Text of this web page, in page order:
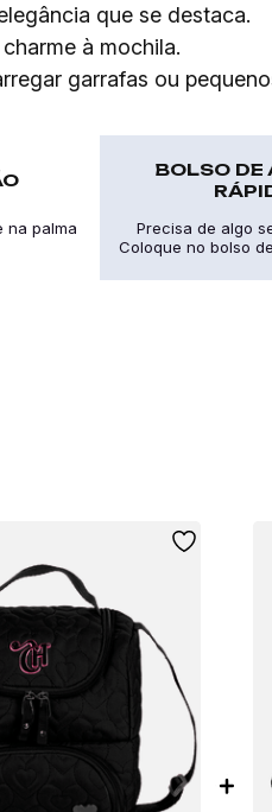
que se destaca.
à mochila.
garrafas ou
na palma
BOLSO DE
Precisa de algo
Coloque no bolso